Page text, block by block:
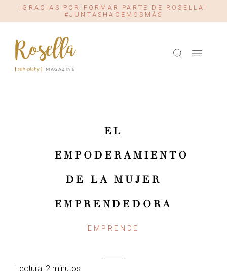
¡GRACIAS POR FORMAR PARTE DE ROSELLA!
#JUNTASHACEMOSMÁS
EL
EMPODERAMIENTO
DE LA MUJER
EMPRENDEDORA
EMPRENDE
Lectura: 2 minutos